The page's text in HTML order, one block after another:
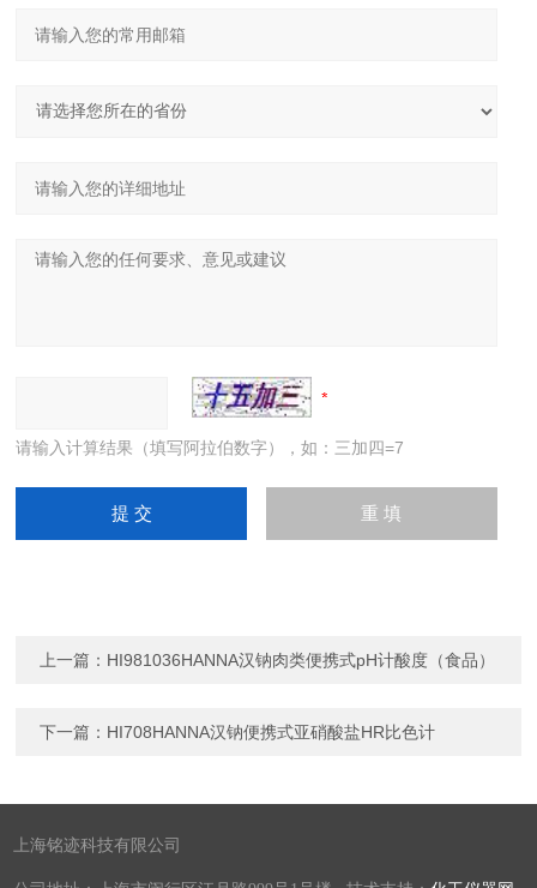
请输入计算结果（填写阿拉伯数字），如：三加四=7
上一篇： HI981036HANNA汉钠肉类便携式pH计酸度（食品）
下一篇： HI708HANNA汉钠便携式亚硝酸盐HR比色计
上海铭迹科技有限公司